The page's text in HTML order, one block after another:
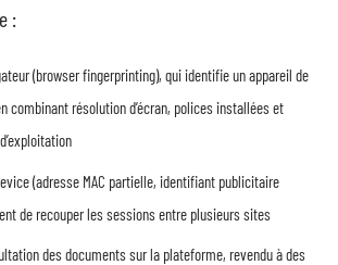
:
(browser fingerprinting), qui identifie un appareil de
combinant résolution d’écran, polices installées et
(adresse MAC partielle, identifiant publicitaire
de recouper les sessions entre plusieurs sites
des documents sur la plateforme, revendu à des